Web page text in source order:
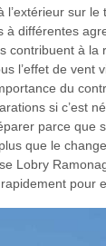
l’extérieur sur le
à différentes
contribuent à la
l’effet de vent
du
si c’est
parce que
que le
Lobry
pour